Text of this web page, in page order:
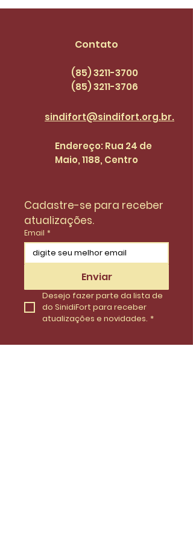
compromete com
servidores(as) |
Contato
(85) 3211-3700
(85) 3211-3706
sindifort@sindifort.org.br.
Endereço: Rua 24 de
Maio, 1188, Centro
Cadastre-se para receber
atualizações.
Email *
Enviar
Desejo fazer parte da lista de
do SinidiFort para receber
atualizações e novidades. *